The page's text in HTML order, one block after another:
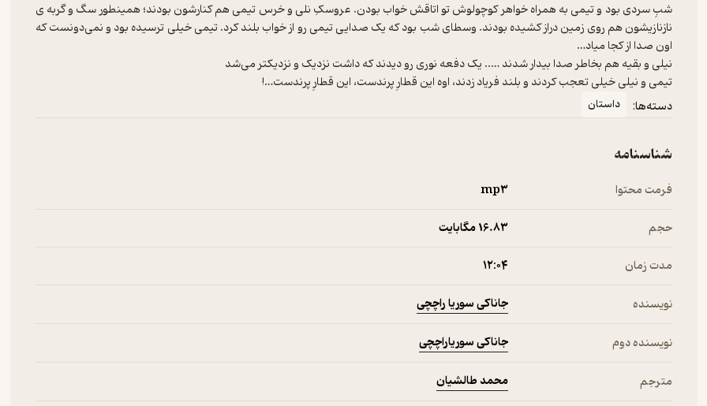
شبِ سردی بود و تیمی به همراه خواهر کوچولوش تو اتاقش خواب بودن. عروسکِ نلی و خرس تیمی هم کنارشون بودند؛ همینطور سگ و گربه ی
نازنازیشون هم روی زمین دراز کشیده بودند. وسطای شب بود که یک صدایی تیمی رو از خواب بلند کرد. تیمی خیلی ترسیده بود و نمی‌دونست که
تیمی و نیلی خیلی تعجب کردند و بلند فریاد زدند، اوه این قطارِ پرندست، این قطارِ پرندست…!
دسته‌ها: داستان
شناسنامه
فرمت محتوا mp۳
حجم 16.۸۳ مگابایت
مدت زمان ۱۲:۰۴
نویسنده جاناکی سوریا راچچی
نویسنده دوم جاناکی سوریاراچچی
مترجم محمد طالشیان